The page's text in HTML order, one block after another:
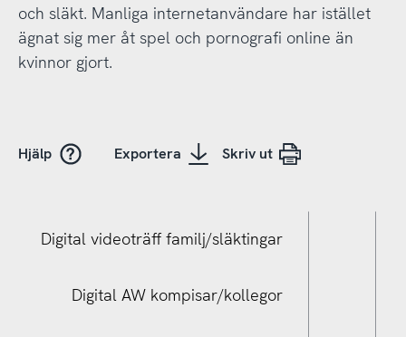
och släkt. Manliga internetanvändare har istället
ägnat sig mer åt spel och pornografi online än
kvinnor gjort.
Hjälp Exportera Skriv ut
Digital AW kompisar/kollegor
Digital videoträff familj/släktingar